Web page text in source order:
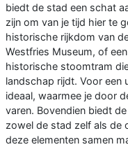
biedt de stad een schat
zijn om van je tijd hier te
historische rijkdom van
Westfries Museum, of
historische stoomtram
landschap rijdt. Voor een
ideaal, waarmee je door
varen. Bovendien biedt
zowel de stad zelf als de
deze elementen samen